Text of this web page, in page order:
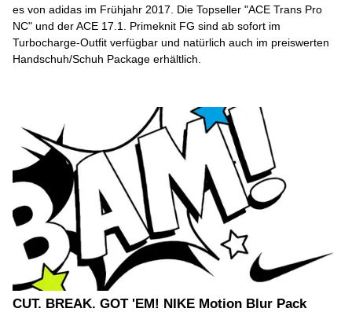
es von adidas im Frühjahr 2017. Die Topseller "ACE Trans Pro
NC" und der ACE 17.1. Primeknit FG sind ab sofort im
Turbocharge-Outfit verfügbar und natürlich auch im preiswerten
Handschuh/Schuh Package erhältlich.
CUT. BREAK. GOT 'EM! NIKE Motion Blur Pack